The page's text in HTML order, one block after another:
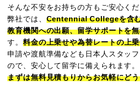
そんな不安をお持ちの方もご安心くだ
弊社では、 Centennial Collegeを含
教育機関への出願、留学サポートを
す。 料金の上乗せや為替レートの上
申請や渡航準備なども日本人スタッ
ので、安心して留学に備えられます。
まずは無料見積もりからお気軽にど